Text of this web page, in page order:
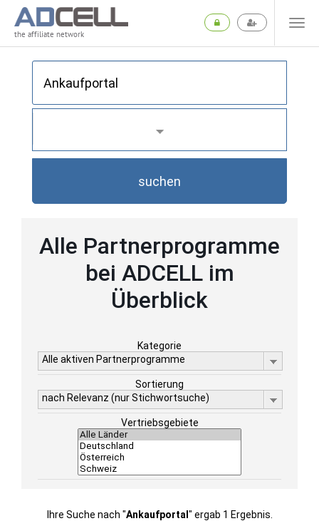
the affiliate network
suchen
Alle Partnerprogramme
bei ADCELL im
Überblick
Kategorie
Alle aktiven Partnerprogramme
Sortierung
nach Relevanz (nur Stichwortsuche)
Vertriebsgebiete
Ihre Suche nach "Ankaufportal " ergab 1 Ergebnis.